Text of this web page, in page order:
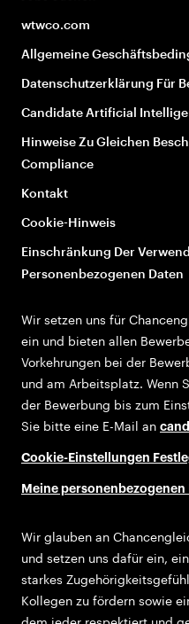
wtwco.com
Allgemeine
Datenschutzerklärung Für
Candidate Artificial
Hinweise Zu Gleichen
Compliance
Kontakt
Cookie-Hinweis
Einschränkung Der
Personenbezogenen Daten
Wir setzen uns für
ein und bieten allen
Vorkehrungen bei der
und am Arbeitsplatz. Wenn
der Bewerbung bis zum
Sie bitte eine E-Mail an
Cookie-Einstellungen
Meine
Wir glauben an
und setzen uns dafür ein,
starkes
Kollegen zu fördern sowie